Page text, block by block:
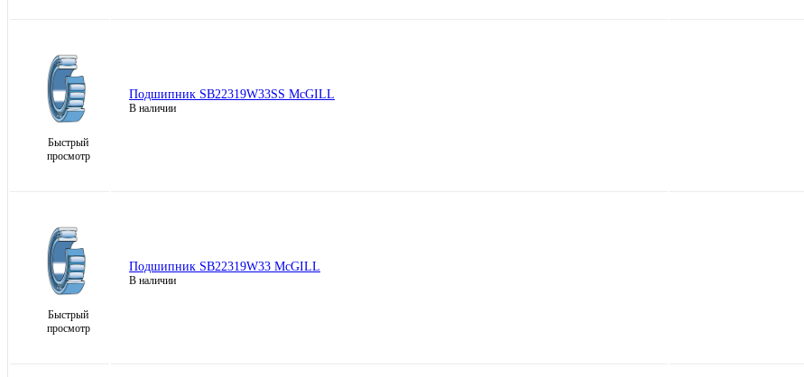
Быстрый
просмотр
Подшипник SB22319W33SS McGILL
В наличии
Быстрый
просмотр
Подшипник SB22319W33 McGILL
В наличии